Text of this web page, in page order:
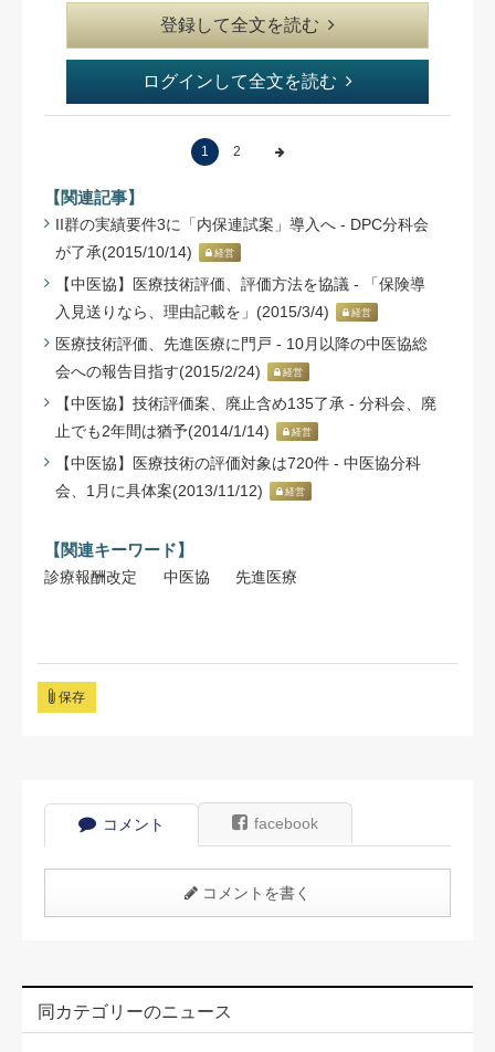
登録して全文を読む
ログインして全文を読む
1 2
【関連記事】
II群の実績要件3に「内保連試案」導入へ - DPC分科会
が了承(2015/10/14)
経営
【中医協】医療技術評価、評価方法を協議 - 「保険導
入見送りなら、理由記載を」(2015/3/4)
経営
医療技術評価、先進医療に門戸 - 10月以降の中医協総
会への報告目指す(2015/2/24)
経営
【中医協】技術評価案、廃止含め135了承 - 分科会、廃
止でも2年間は猶予(2014/1/14)
経営
【中医協】医療技術の評価対象は720件 - 中医協分科
会、1月に具体案(2013/11/12)
経営
【関連キーワード】
診療報酬改定 中医協 先進医療
保存
コメント facebook
コメントを書く
同カテゴリーのニュース